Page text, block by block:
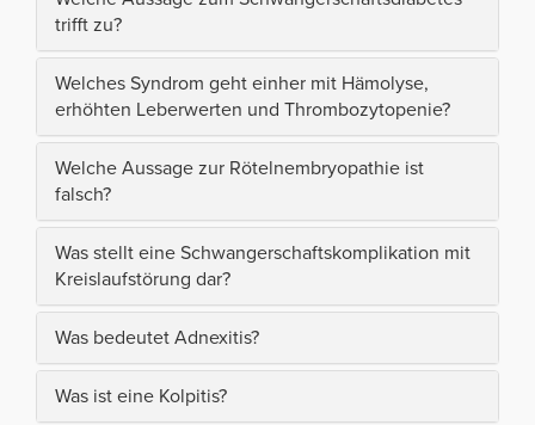
trifft zu?
Welches Syndrom geht einher mit Hämolyse,
erhöhten Leberwerten und Thrombozytopenie?
Welche Aussage zur Rötelnembryopathie ist
falsch?
Was stellt eine Schwangerschaftskomplikation mit
Kreislaufstörung dar?
Was bedeutet Adnexitis?
Was ist eine Kolpitis?